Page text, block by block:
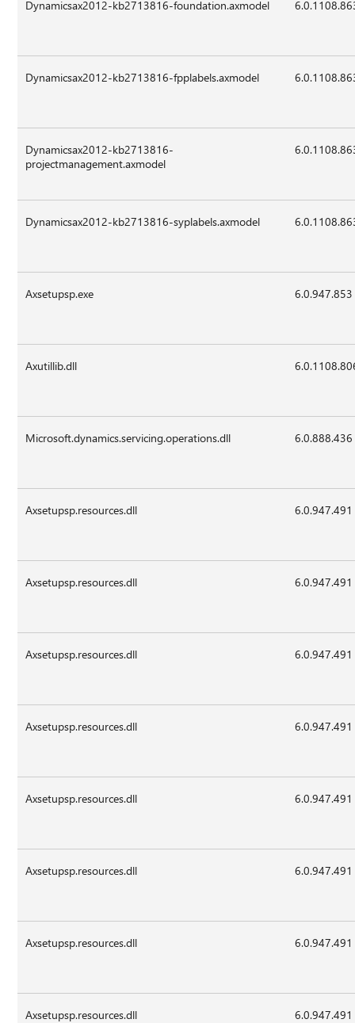
Dynamicsax2012-kb2713816-foundation.axmodel
Dynamicsax2012-kb2713816-fpplabels.axmodel
Dynamicsax2012-kb2713816-
projectmanagement.axmodel
Dynamicsax2012-kb2713816-syplabels.axmodel
Axsetupsp.exe 6.0.947.853
Axutillib.dll
Microsoft.dynamics.servicing.operations.dll 6.0.888.436
Axsetupsp.resources.dll 6.0.947.491
Axsetupsp.resources.dll 6.0.947.491
Axsetupsp.resources.dll 6.0.947.491
Axsetupsp.resources.dll 6.0.947.491
Axsetupsp.resources.dll 6.0.947.491
Axsetupsp.resources.dll 6.0.947.491
Axsetupsp.resources.dll 6.0.947.491
Axsetupsp.resources.dll 6.0.947.491